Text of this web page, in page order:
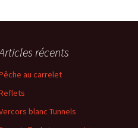
récents
au carrelet
blanc Tunnels